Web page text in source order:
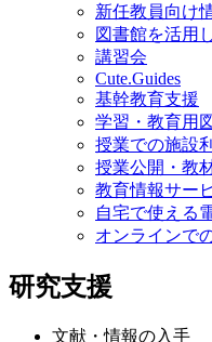
新任教員向け
図書館を活用
講習会
Cute.Guides
基幹教育支援
学習・教育用
授業での施設
授業公開・教
教育情報サー
自宅で使える
オンラインで
研究支援
文献・情報の入手